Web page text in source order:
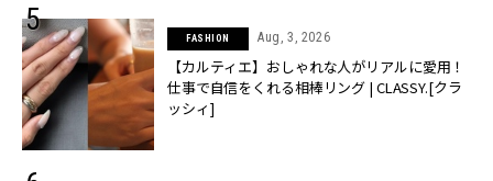
FASHION Aug, 3, 2026
【カルティエ】おしゃれな人がリアルに愛用！
仕事で自信をくれる相棒リング | CLASSY.[クラ
ッシィ]